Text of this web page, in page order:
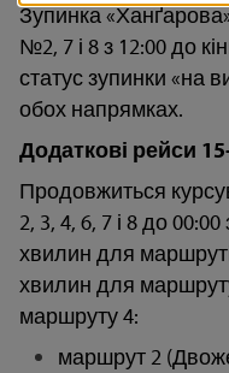
Зупинка
№2, 7 і 8 з 12:00 до
статус зупинки «на
обох напрямках.
Додаткові рейси
Продовжиться
2, 3, 4, 6, 7 і 8 до
хвилин для
хвилин для
маршруту 4:
маршрут 2